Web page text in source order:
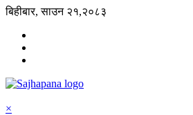
बिहीबार, साउन २१,२०८३
×